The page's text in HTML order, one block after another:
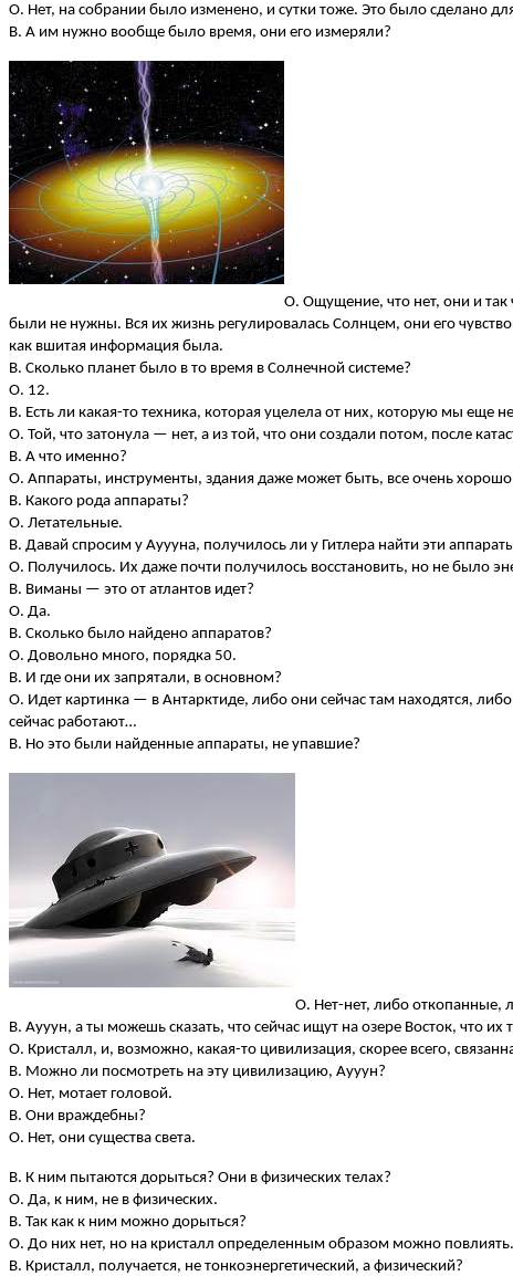
О. Нет, на собрании было изменено, и сутки тоже. Это было сделано
В. А им нужно вообще было время, они его измеряли?
О. Ощущение, что нет, они и так
были не нужны. Вся их жизнь регулировалась Солнцем, они его
как вшитая информация была.
В. Сколько планет было в то время в Солнечной системе?
О. 12.
В. Есть ли какая-то техника, которая уцелела от них, которую мы еще
О. Той, что затонула — нет, а из той, что они создали потом, после
В. А что именно?
О. Аппараты, инструменты, здания даже может быть, все очень
В. Какого рода аппараты?
О. Летательные.
В. Давай спросим у Ауууна, получилось ли у Гитлера найти эти
О. Получилось. Их даже почти получилось восстановить, но не было
В. Виманы — это от атлантов идет?
О. Да.
В. Сколько было найдено аппаратов?
О. Довольно много, порядка 50.
В. И где они их запрятали, в основном?
О. Идет картинка — в Антарктиде, либо они сейчас там находятся,
сейчас работают…
В. Но это были найденные аппараты, не упавшие?
О. Нет-нет, либо откопанные,
В. Аууун, а ты можешь сказать, что сейчас ищут на озере Восток, что их
О. Кристалл, и, возможно, какая-то цивилизация, скорее всего,
В. Можно ли посмотреть на эту цивилизацию, Аууун?
О. Нет, мотает головой.
В. Они враждебны?
О. Нет, они существа света.
В. К ним пытаются дорыться? Они в физических телах?
О. Да, к ним, не в физических.
В. Так как к ним можно дорыться?
О. До них нет, но на кристалл определенным образом можно повлиять.
В. Кристалл, получается, не тонкоэнергетический, а физический?